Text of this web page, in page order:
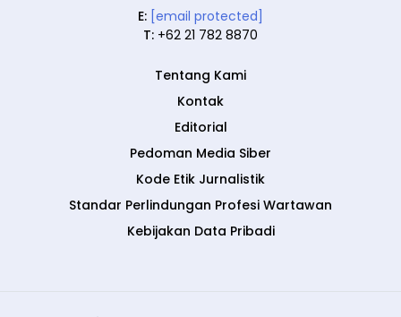
E: [email protected]
T: +62 21 782 8870
Tentang Kami
Kontak
Editorial
Pedoman Media Siber
Kode Etik Jurnalistik
Standar Perlindungan Profesi Wartawan
Kebijakan Data Pribadi